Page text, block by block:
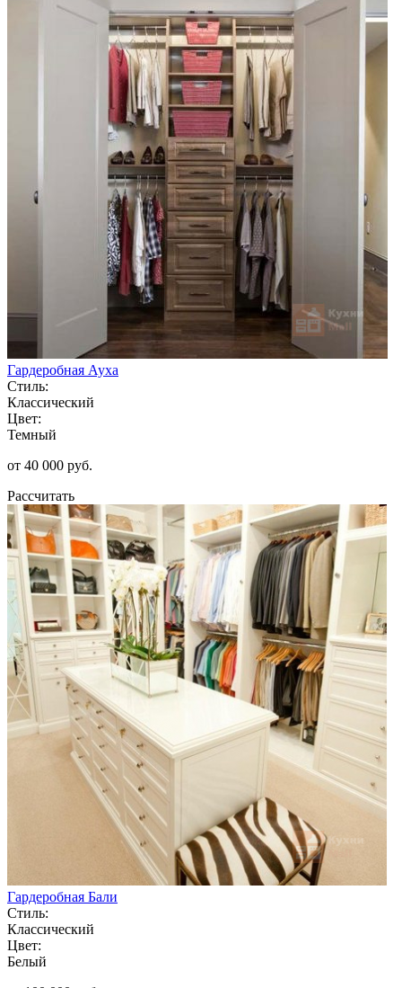
Гардеробная Ауха
Стиль:
Классический
Цвет:
Темный
от 40 000 руб.
Рассчитать
Гардеробная Бали
Стиль:
Классический
Цвет:
Белый